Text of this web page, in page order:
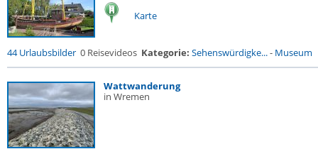
Karte
44 Urlaubsbilder 0 Reisevideos Kategorie: Sehenswürdigke...- Museum
Wattwanderung
in Wremen